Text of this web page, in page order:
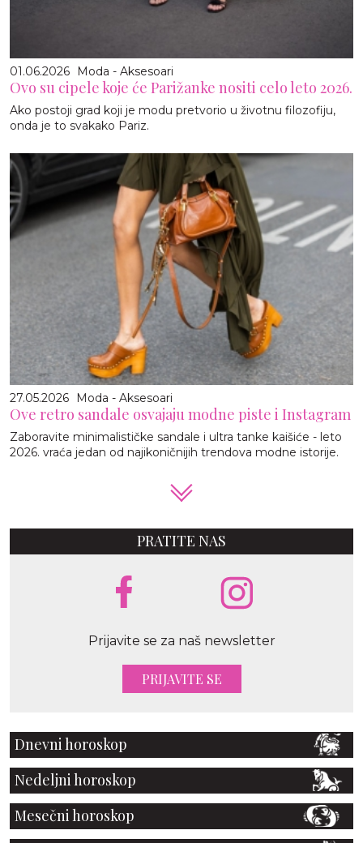
01.06.2026 Moda - Aksesoari
Ovo su cipele koje će Parižanke nositi celo leto 2026.
Ako postoji grad koji je modu pretvorio u životnu filozofiju,
onda je to svakako Pariz.
27.05.2026 Moda - Aksesoari
Ove retro sandale osvajaju modne piste i Instagram
Zaboravite minimalističke sandale i ultra tanke kaišiće - leto
2026. vraća jedan od najikoničnijih trendova modne istorije.
PRATITE NAS
Prijavite se za naš newsletter
PRIJAVITE SE
Dnevni horoskop
Nedeljni horoskop
Mesečni horoskop